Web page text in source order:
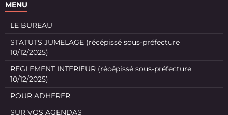
MENU
LE BUREAU
STATUTS JUMELAGE (récépissé sous-préfecture
10/12/2025)
REGLEMENT INTERIEUR (récépissé sous-préfecture
10/12/2025)
POUR ADHERER
SUR VOS AGENDAS